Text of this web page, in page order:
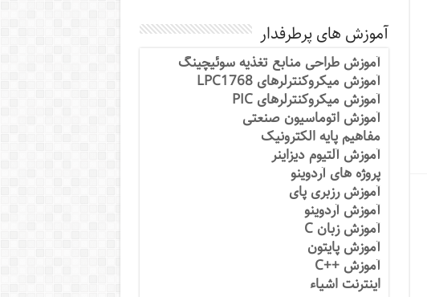
آموزش های پرطرفدار
آموزش طراحی منابع تغذیه سوئیچینگ
آموزش میکروکنترلرهای LPC1768
آموزش میکروکنترلرهای PIC
آموزش اتوماسیون صنعتی
مفاهیم پایه الکترونیک
آموزش آلتیوم دیزاینر
پروژه های آردوینو
آموزش رزبری پای
آموزش آردوینو
آموزش زبان C
آموزش پایتون
آموزش ++C
اینترنت اشیاء